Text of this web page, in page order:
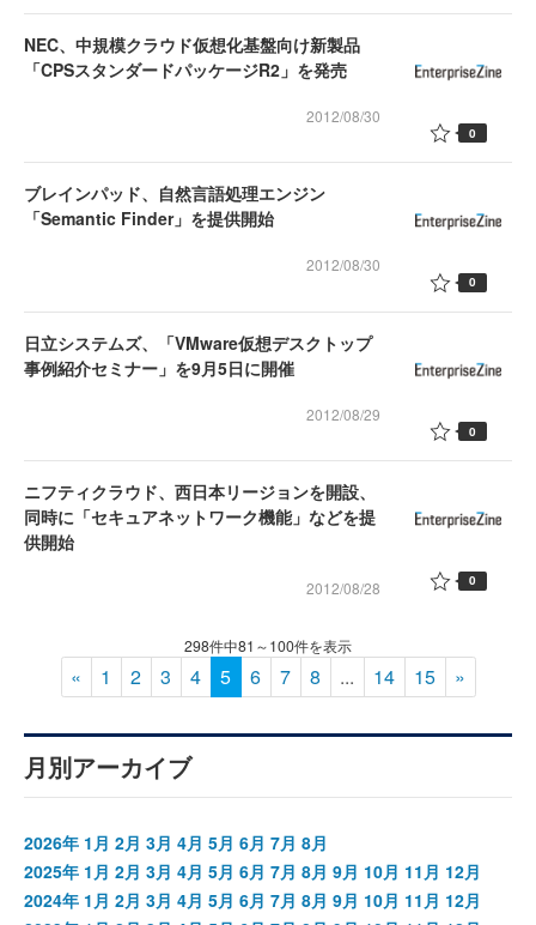
NEC、中規模クラウド仮想化基盤向け新製品
「CPSスタンダードパッケージR2」を発売
2012/08/30
0
ブレインパッド、自然言語処理エンジン
「Semantic Finder」を提供開始
2012/08/30
0
日立システムズ、「VMware仮想デスクトップ
事例紹介セミナー」を9月5日に開催
2012/08/29
0
ニフティクラウド、西日本リージョンを開設、
同時に「セキュアネットワーク機能」などを提
供開始
2012/08/28 0
298件中81～100件を表示
« 1 2 3 4 5 6 7 8 ... 14 15 »
月別アーカイブ
2026年 1月 2月 3月 4月 5月 6月 7月 8月
2025年 1月 2月 3月 4月 5月 6月 7月 8月 9月 10月 11月 12月
2024年 1月 2月 3月 4月 5月 6月 7月 8月 9月 10月 11月 12月